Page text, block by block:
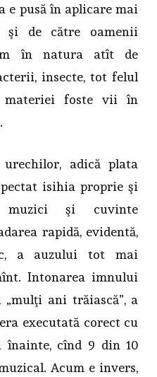
e pusă în aplicare mai
şi de către oamenii
în natura atît de
insecte, tot felul
materiei foste vii în
adică plata
isihia proprie şi
şi cuvinte
rapidă, evidentă,
a auzului tot mai
Intonarea imnului
ani trăiască”, a
executată corect cu
înainte, cînd 9 din 10
Acum e invers,